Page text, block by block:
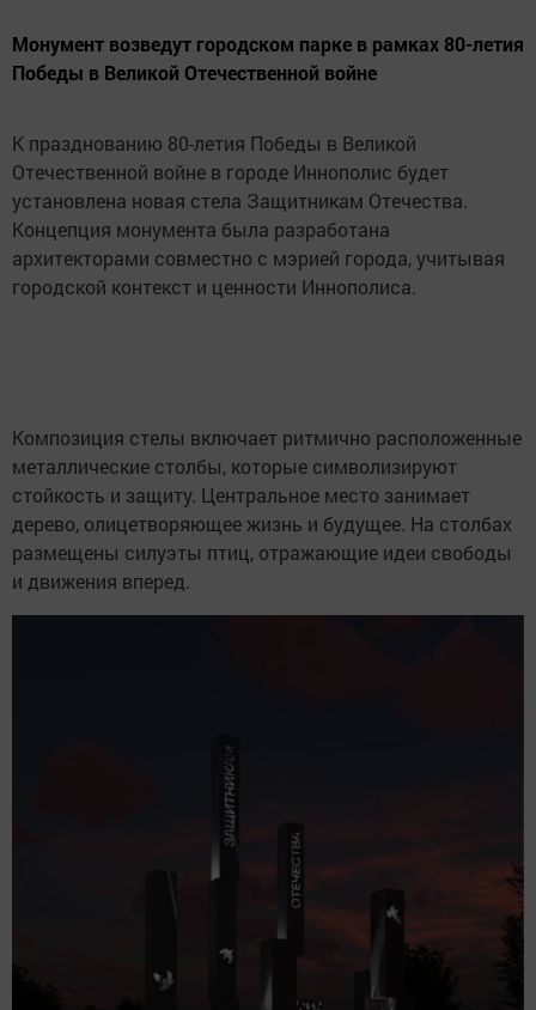
Монумент возведут городском парке в рамках 80-летия
Победы в Великой Отечественной войне
К празднованию 80-летия Победы в Великой
Отечественной войне в городе Иннополис будет
установлена новая стела Защитникам Отечества.
Концепция монумента была разработана
архитекторами совместно с мэрией города, учитывая
городской контекст и ценности Иннополиса.
Композиция стелы включает ритмично расположенные
металлические столбы, которые символизируют
стойкость и защиту. Центральное место занимает
дерево, олицетворяющее жизнь и будущее. На столбах
размещены силуэты птиц, отражающие идеи свободы
и движения вперед.